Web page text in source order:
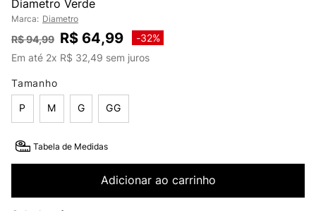
Diametro Verde
Marca: Diametro
R$94,99 R$ 64,99 -32%
Em até 2x R$ 32,49 sem juros
Tamanho
P M G GG
Tabela de Medidas
Adicionar ao carrinho